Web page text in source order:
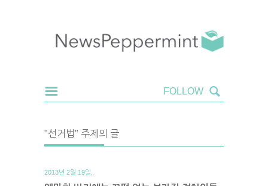
"선거법" 주제의 글
2013년 2월 19일.